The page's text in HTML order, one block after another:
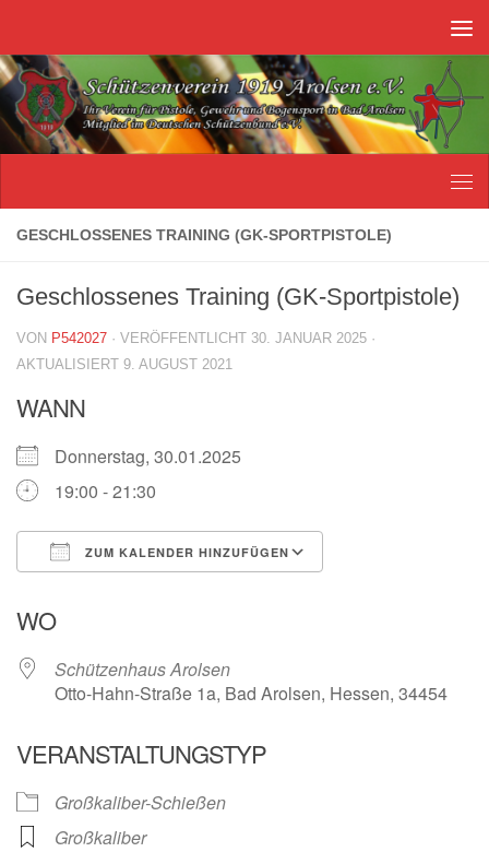
GESCHLOSSENES TRAINING (GK-SPORTPISTOLE)
Geschlossenes Training (GK-Sportpistole)
VON P542027 · VERÖFFENTLICHT 30. JANUAR 2025 ·
AKTUALISIERT 9. AUGUST 2021
WANN
Donnerstag, 30.01.2025
19:00 - 21:30
ZUM KALENDER HINZUFÜGEN
WO
Schützenhaus Arolsen
Otto-Hahn-Straße 1a, Bad Arolsen, Hessen, 34454
VERANSTALTUNGSTYP
Großkaliber-Schießen
Großkaliber